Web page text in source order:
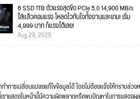
6 SSD 1TB ตัวแรงสุดขีด PCIe 5.0 14,900 MB/s
ใส่แล้วคอมแรง โหลดไวทันใจทั้งงานและเกม! เริ่ม
4,999 บาท ก็แรงได้เลย!
Aug 29, 2025
การเปลี่ยนแปลงแก้ไขข้อมูลได้ โดยไม่ต้องแจ้งให้ทราบล่